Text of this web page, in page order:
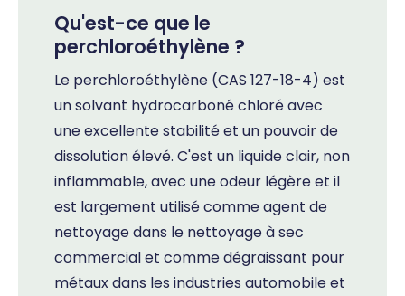
Qu'est-ce que le
perchloroéthylène ?
Le perchloroéthylène (CAS 127-18-4) est
un solvant hydrocarboné chloré avec
une excellente stabilité et un pouvoir de
dissolution élevé. C'est un liquide clair, non
inflammable, avec une odeur légère et il
est largement utilisé comme agent de
nettoyage dans le nettoyage à sec
commercial et comme dégraissant pour
métaux dans les industries automobile et